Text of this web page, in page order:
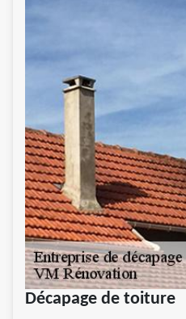
Décapage de toiture